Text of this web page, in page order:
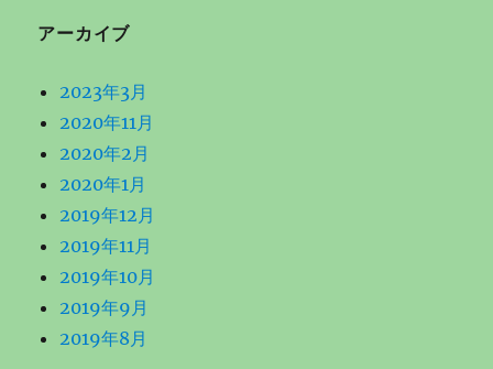
アーカイブ
2023年3月
2020年11月
2020年2月
2020年1月
2019年12月
2019年11月
2019年10月
2019年9月
2019年8月